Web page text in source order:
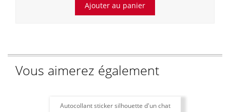
Vous aimerez également
Autocollant sticker silhouette d'un chat